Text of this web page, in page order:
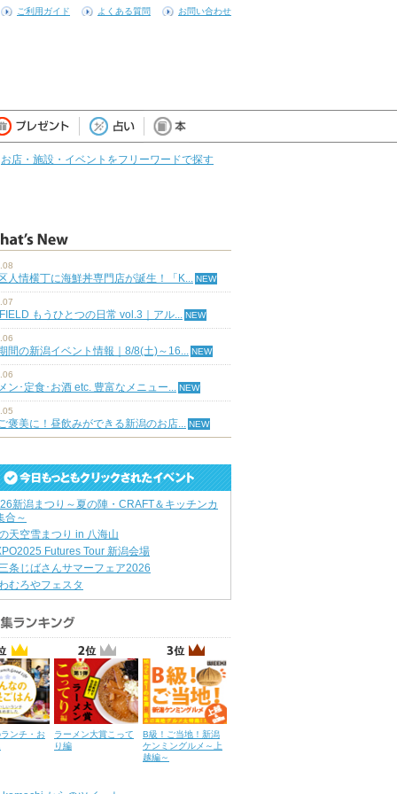
ご利用ガイド よくある質問 お問い合わせ
お店・施設・イベントをフリーワードで探す
人情横丁に海鮮丼専門店が誕生！「K...
もうひとつの日常 vol.3｜アル...
間の新潟イベント情報｜8/8(土)～16...
ン･定食･お酒 etc. 豊富なメニュー...
褒美に！昼飲みができる新潟のお店...
新潟まつり～夏の陣・CRAFT＆キッチンカ
合～
天空雪まつり in 八海山
Futures Tour 新潟会場
条じばさんサマーフェア2026
むろやフェスタ
ンチ・お
ラーメン大賞こって
り編
B級！ご当地！新潟
ケンミングルメ～上
越編～